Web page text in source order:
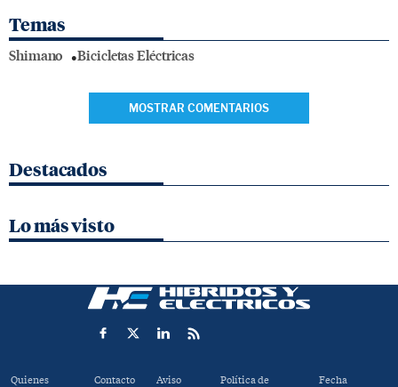
Temas
Shimano Bicicletas Eléctricas
MOSTRAR COMENTARIOS
Destacados
Lo más visto
Quienes Contacto Aviso Política de Fecha